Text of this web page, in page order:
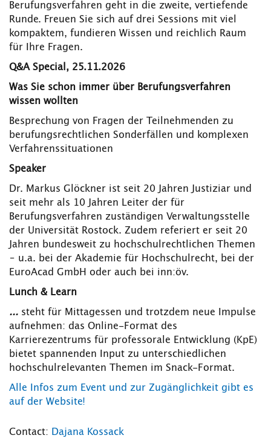
Berufungsverfahren geht in die zweite, vertiefende
Runde. Freuen Sie sich auf drei Sessions mit viel
kompaktem, fundieren Wissen und reichlich Raum
für Ihre Fragen.
Q&A Special, 25.11.2026
Was Sie schon immer über Berufungsverfahren
wissen wollten
Besprechung von Fragen der Teilnehmenden zu
berufungsrechtlichen Sonderfällen und komplexen
Verfahrenssituationen
Speaker
Dr. Markus Glöckner ist seit 20 Jahren Justiziar und
seit mehr als 10 Jahren Leiter der für
Berufungsverfahren zuständigen Verwaltungsstelle
der Universität Rostock. Zudem referiert er seit 20
Jahren bundesweit zu hochschulrechtlichen Themen
– u.a. bei der Akademie für Hochschulrecht, bei der
EuroAcad GmbH oder auch bei inn:öv.
Lunch & Learn
... steht für Mittagessen und trotzdem neue Impulse
aufnehmen: das Online-Format des
Karrierezentrums für professorale Entwicklung (KpE)
bietet spannenden Input zu unterschiedlichen
hochschulrelevanten Themen im Snack-Format.
Alle Infos zum Event und zur Zugänglichkeit gibt es
auf der Website!
Contact: Dajana Kossack